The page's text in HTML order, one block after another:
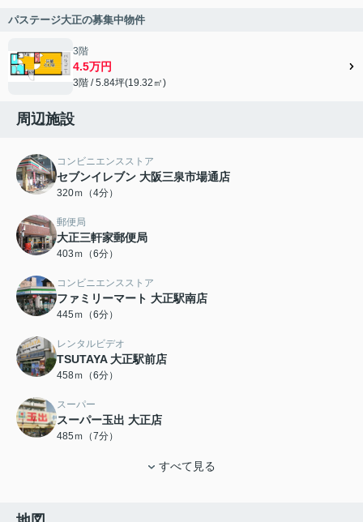
パステージ大正の募集中物件
3階
4.5万円
3階 / 5.84坪(19.32㎡)
周辺施設
コンビニエンスストア
セブンイレブン 大阪三泉市場通店
320ｍ（4分）
郵便局
大正三軒家郵便局
403ｍ（6分）
コンビニエンスストア
ファミリーマート 大正駅南店
445ｍ（6分）
レンタルビデオ
TSUTAYA 大正駅前店
458ｍ（6分）
スーパー
スーパー玉出 大正店
485ｍ（7分）
すべて見る